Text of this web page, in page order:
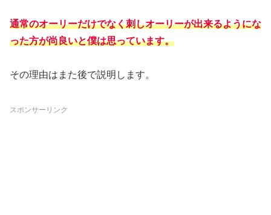
通常のオーリーだけでなく刺しオーリーが出来るようにな
った方が尚良いと僕は思っています。
その理由はまた後で説明します。
スポンサーリンク